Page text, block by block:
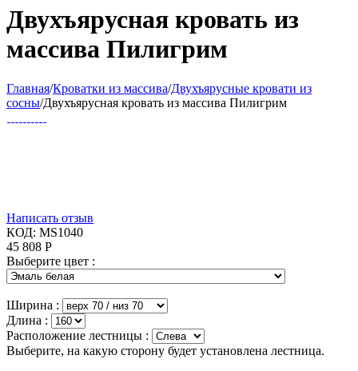
Двухъярусная кровать из
массива Пилигрим
Главная/Кроватки из массива/Двухъярусные кровати из
сосны/Двухъярусная кровать из массива Пилигрим
Написать отзыв
КОД: MS1040
45 808 Р
Выберите цвет :
Ширина :
Длина :
Расположение лестницы :
Выберите, на какую сторону будет установлена лестница.